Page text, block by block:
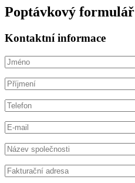
Poptávkový formulář
Kontaktní informace